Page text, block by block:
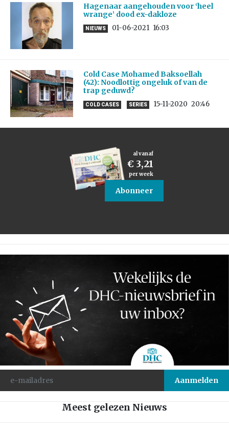
Hagenaar aangehouden voor ‘heel
wrange’ dood ex-dakloze
NIEUWS 01-06-2021 16:03
Cold Case Mohamed Baksoellah
(42): Noodlottig ongeluk of van de
trap geduwd?
COLD CASES SERIES 15-11-2020 20:46
al vanaf
€ 3,21
per week
Abonneer
Meest gelezen Nieuws